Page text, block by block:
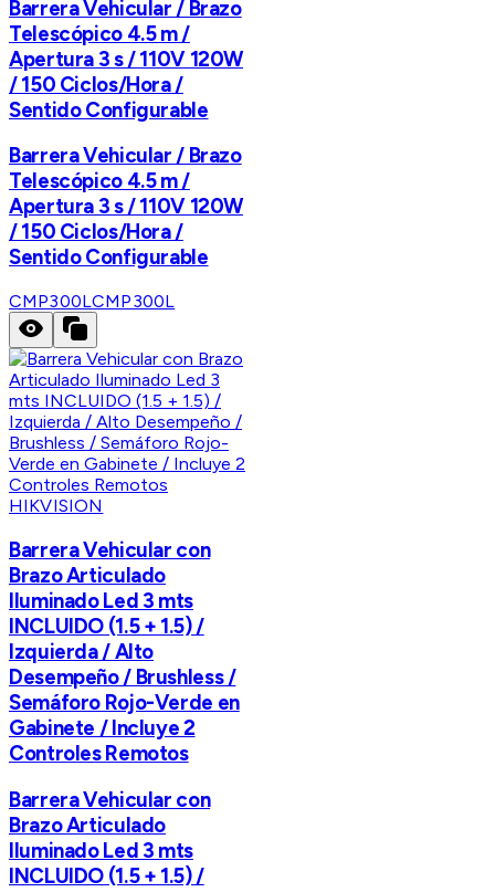
Barrera Vehicular / Brazo
Telescópico 4.5 m /
Apertura 3 s / 110V 120W
/ 150 Ciclos/Hora /
Sentido Configurable
Barrera Vehicular / Brazo
Telescópico 4.5 m /
Apertura 3 s / 110V 120W
/ 150 Ciclos/Hora /
Sentido Configurable
CMP300LCMP300L
HIKVISION
Barrera Vehicular con
Brazo Articulado
Iluminado Led 3 mts
INCLUIDO (1.5 + 1.5) /
Izquierda / Alto
Desempeño / Brushless /
Semáforo Rojo-Verde en
Gabinete / Incluye 2
Controles Remotos
Barrera Vehicular con
Brazo Articulado
Iluminado Led 3 mts
INCLUIDO (1.5 + 1.5) /